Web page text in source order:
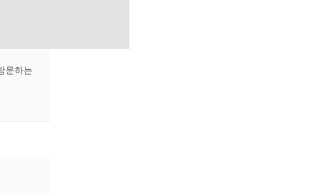
문하는